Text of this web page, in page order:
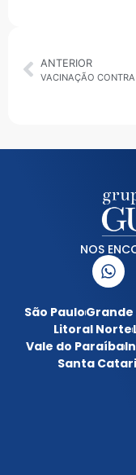
ANTERIOR
NOS
São PauloGrande
Litoral Norte
Vale do Paraíba
Santa